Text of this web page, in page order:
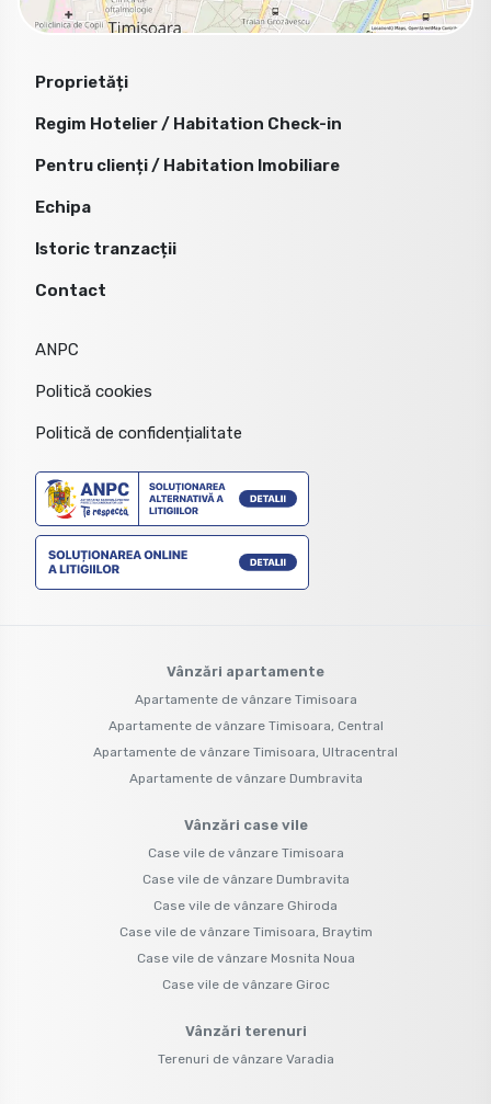
Proprietăți
Regim Hotelier / Habitation Check-in
Pentru clienți / Habitation Imobiliare
Echipa
Istoric tranzacții
Contact
ANPC
Politică cookies
Politică de confidențialitate
Vânzări apartamente
Apartamente de vânzare Timisoara
Apartamente de vânzare Timisoara, Central
Apartamente de vânzare Timisoara, Ultracentral
Apartamente de vânzare Dumbravita
Vânzări case vile
Case vile de vânzare Timisoara
Case vile de vânzare Dumbravita
Case vile de vânzare Ghiroda
Case vile de vânzare Timisoara, Braytim
Case vile de vânzare Mosnita Noua
Case vile de vânzare Giroc
Vânzări terenuri
Terenuri de vânzare Varadia